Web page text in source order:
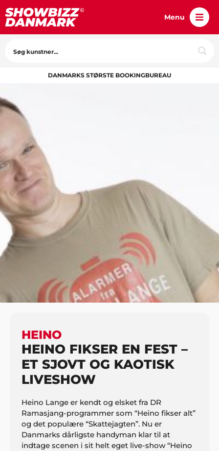
Menu
DANMARKS STØRSTE BOOKINGBUREAU
BØRN BØRNEUNDERHOLDNING HEINO
HEINO
HEINO FIKSER EN FEST –
ET SJOVT OG KAOTISK
LIVESHOW
Heino Lange er kendt og elsket fra DR
Ramasjang-programmer som “Heino fikser alt”
og det populære “Skattejagten”. Nu er
Danmarks dårligste handyman klar til at
indtage scenen i sit helt eget live-show “Heino